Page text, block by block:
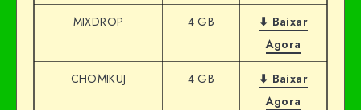
MIXDROP 4 GB
⬇ Baixar
Agora
CHOMIKUJ 4 GB
⬇ Baixar
Agora